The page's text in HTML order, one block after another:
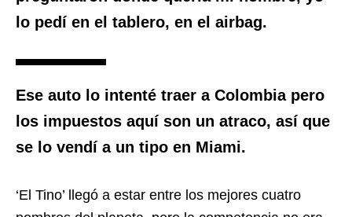
lo pedí en el tablero, en el airbag.
Ese auto lo intenté traer a Colombia pero
los impuestos aquí son un atraco, así que
se lo vendí a un tipo en Miami.
‘El Tino’ llegó a estar entre los mejores cuatro